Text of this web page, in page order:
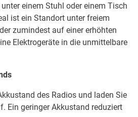
einem Stuhl oder einem Tisch
ist ein Standort unter freiem
zumindest auf einer erhöhten
Elektrogeräte in die unmittelbare
des Radios und laden Sie
Ein geringer Akkustand reduziert